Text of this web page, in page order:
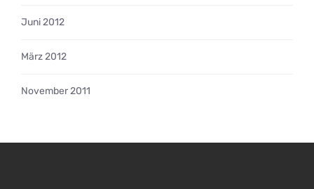
Juni 2012
März 2012
November 2011